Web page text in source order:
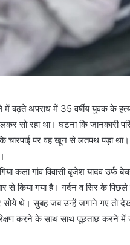
अपराध में 35 वर्षीय युवक के
सो रहा था। घटना कि जानकारी
चारपाई पर वह खून से लतपथ पड़ा
कला गांव विवासी बृजेश यादव
से किया गया है। गर्दन व सिर के
सोये थे। सुबह जब उन्हें जगाने गए तो
करने के साथ साथ पूछताछ करने